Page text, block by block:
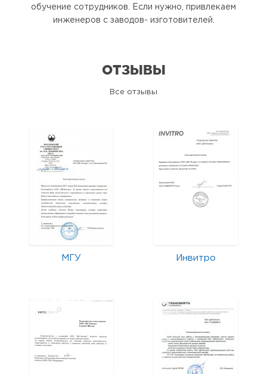
обучение сотрудников. Если нужно, привлекаем
инженеров с заводов- изготовителей.
ОТЗЫВЫ
Все отзывы
МГУ Инвитро